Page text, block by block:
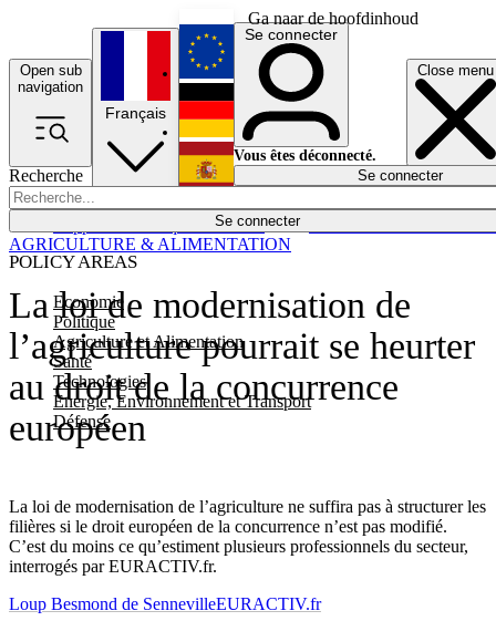
Ga naar de hoofdinhoud
Open sub
navigation
Close menu
Recherche
Se connecter
POLICY AREAS
Economie
Politique
Agriculture et Alimentation
Santé
Technologies
Energie, Environnement et Transport
Défense
Économie
Français
English
Deutsch
Español
Se connecter
Vous êtes déconnecté.
Se connecter
La loi de modernisation de
l’agriculture pourrait se heurter
au droit de la concurrence
européen
La loi de modernisation de l’agriculture ne suffira pas à structurer les
filières si le droit européen de la concurrence n’est pas modifié.
C’est du moins ce qu’estiment plusieurs professionnels du secteur,
interrogés par EURACTIV.fr.
AGRICULTURE & ALIMENTATION
Loup Besmond de SennevilleEURACTIV.fr